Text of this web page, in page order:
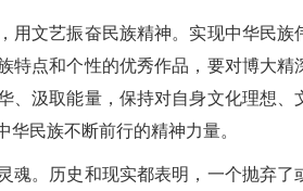
文艺振奋民族精神。实现中华民族
特点和个性的优秀作品，要对博大
、汲取能量，保持对自身文化理想
民族不断前行的精神力量。
。历史和现实都表明，一个抛弃了